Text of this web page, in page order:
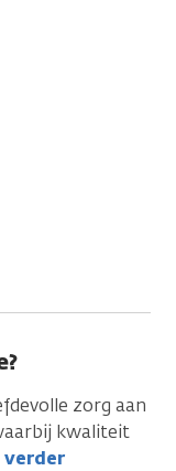
zorg aan
kwaliteit
verder